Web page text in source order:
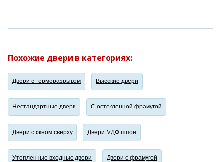
Похожие двери в категориях:
Двери с терморазрывом Высокие двери
Нестандартные двери С остекленной фрамугой
Двери с окном сверху Двери МДФ шпон
Утепленные входные двери Двери с фрамугой